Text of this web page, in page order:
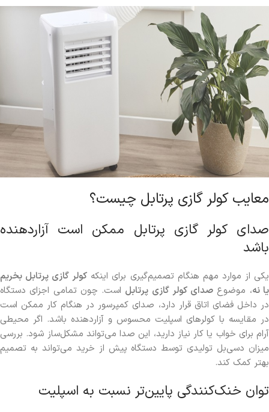
معایب کولر گازی پرتابل چیست؟
صدای کولر گازی پرتابل ممکن است آزاردهنده
باشد
یکی از موارد مهم هنگام تصمیم‌گیری برای اینکه کولر گازی پرتابل بخریم
یا نه، موضوع صدای کولر گازی پرتابل است. چون تمامی اجزای دستگاه
در داخل فضای اتاق قرار دارد، صدای کمپرسور در هنگام کار ممکن است
در مقایسه با کولرهای اسپلیت محسوس و آزاردهنده باشد. اگر محیطی
آرام برای خواب یا کار نیاز دارید، این صدا می‌تواند مشکل‌ساز شود. بررسی
میزان دسی‌بل تولیدی توسط دستگاه پیش از خرید می‌تواند به تصمیم
بهتر کمک کند.
توان خنک‌کنندگی پایین‌تر نسبت به اسپلیت